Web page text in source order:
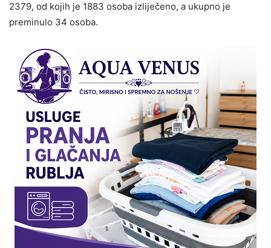
2379, od kojih je 1883 osoba izliječeno, a ukupno je
preminulo 34 osoba.